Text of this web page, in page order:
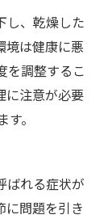
し、乾燥した
境は健康に悪
を調整するこ
に注意が必要
。
ばれる症状が
に問題を引き